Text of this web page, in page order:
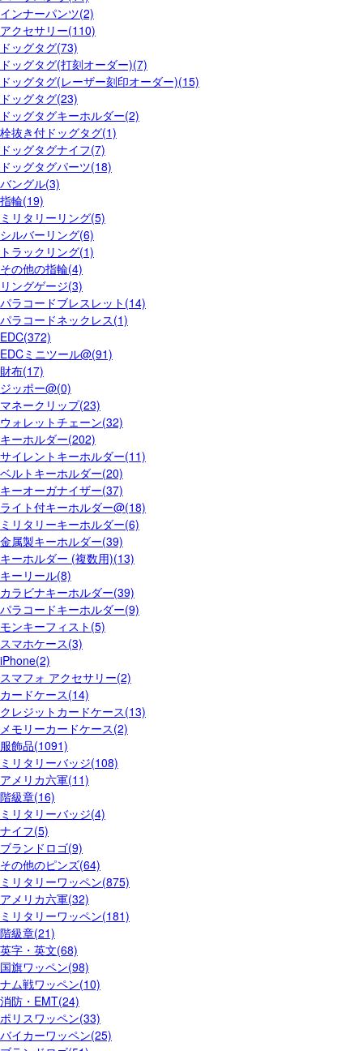
インナーパンツ(2)
アクセサリー(110)
ドッグタグ(73)
ドッグタグ(打刻オーダー)(7)
ドッグタグ(レーザー刻印オーダー)(15)
ドッグタグ(23)
ドッグタグキーホルダー(2)
栓抜き付ドッグタグ(1)
ドッグタグナイフ(7)
ドッグタグパーツ(18)
バングル(3)
指輪(19)
ミリタリーリング(5)
シルバーリング(6)
トラックリング(1)
その他の指輪(4)
リングゲージ(3)
パラコードブレスレット(14)
パラコードネックレス(1)
EDC(372)
EDCミニツール@(91)
財布(17)
ジッポー@(0)
マネークリップ(23)
ウォレットチェーン(32)
キーホルダー(202)
サイレントキーホルダー(11)
ベルトキーホルダー(20)
キーオーガナイザー(37)
ライト付キーホルダー@(18)
ミリタリーキーホルダー(6)
金属製キーホルダー(39)
キーホルダー (複数用)(13)
キーリール(8)
カラビナキーホルダー(39)
パラコードキーホルダー(9)
モンキーフィスト(5)
スマホケース(3)
iPhone(2)
スマフォ アクセサリー(2)
カードケース(14)
クレジットカードケース(13)
メモリーカードケース(2)
服飾品(1091)
ミリタリーバッジ(108)
アメリカ六軍(11)
階級章(16)
ミリタリーバッジ(4)
ナイフ(5)
ブランドロゴ(9)
その他のピンズ(64)
ミリタリーワッペン(875)
アメリカ六軍(32)
ミリタリーワッペン(181)
階級章(21)
英字・英文(68)
国旗ワッペン(98)
ナム戦ワッペン(10)
消防・EMT(24)
ポリスワッペン(33)
バイカーワッペン(25)